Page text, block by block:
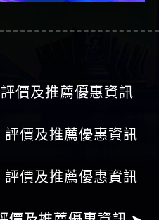
評價及推薦優惠資訊
評價及推薦優惠資訊
評價及推薦優惠資訊